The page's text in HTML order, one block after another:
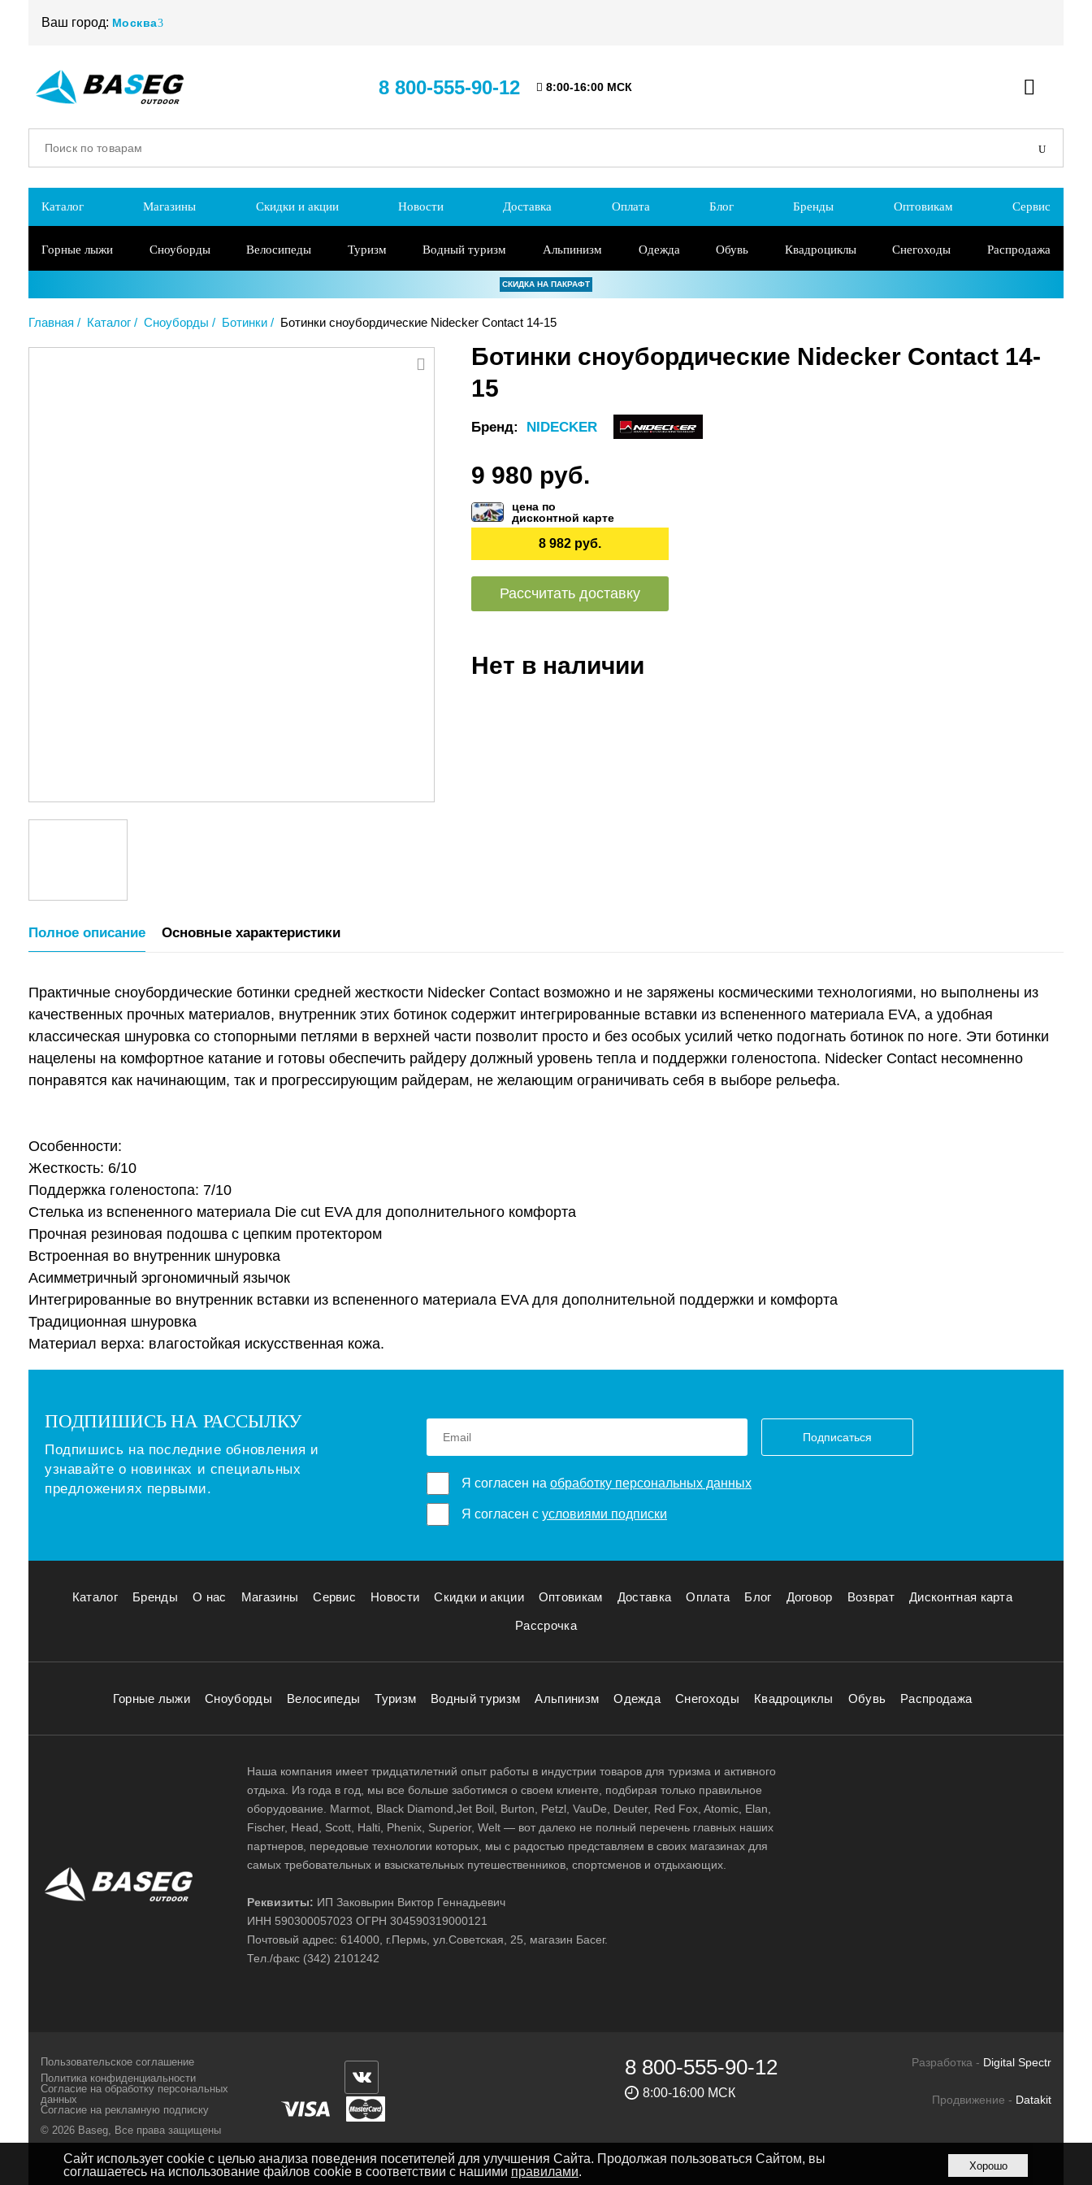
Ваш город: Москва
8 800-555-90-12 8:00-16:00 МСК
Каталог Магазины Скидки и акции Новости Доставка Оплата Блог Бренды Оптовикам Сервис
Горные лыжи Сноуборды Велосипеды Туризм Водный туризм Альпинизм Одежда Обувь Квадроциклы Снегоходы Распродажа
СКИДКА НА ПАКРАФТ
Главная Каталог Сноуборды Ботинки Ботинки сноубордические Nidecker Contact 14-15
Ботинки сноубордические Nidecker Contact 14-
15
Бренд: NIDECKER
9 980 руб.
цена по
дисконтной карте
8 982 руб.
Рассчитать доставку
Нет в наличии
Полное описание Основные характеристики
Практичные сноубордические ботинки средней жесткости Nidecker Contact возможно и не заряжены космическими технологиями, но выполнены из
качественных прочных материалов, внутренник этих ботинок содержит интегрированные вставки из вспененного материала EVA, а удобная
классическая шнуровка со стопорными петлями в верхней части позволит просто и без особых усилий четко подогнать ботинок по ноге. Эти ботинки
нацелены на комфортное катание и готовы обеспечить райдеру должный уровень тепла и поддержки голеностопа. Nidecker Contact несомненно
понравятся как начинающим, так и прогрессирующим райдерам, не желающим ограничивать себя в выборе рельефа.
Особенности:
Жесткость: 6/10
Поддержка голеностопа: 7/10
Стелька из вспененного материала Die cut EVA для дополнительного комфорта
Прочная резиновая подошва с цепким протектором
Встроенная во внутренник шнуровка
Асимметричный эргономичный язычок
Интегрированные во внутренник вставки из вспененного материала EVA для дополнительной поддержки и комфорта
Традиционная шнуровка
Материал верха: влагостойкая искусственная кожа.
ПОДПИШИСЬ НА РАССЫЛКУ
Подпишись на последние обновления и
узнавайте о новинках и специальных
предложениях первыми.
Подписаться
Я согласен на обработку персональных данных
Я согласен с условиями подписки
Каталог Бренды О нас Магазины Сервис Новости Скидки и акции Оптовикам Доставка Оплата Блог Договор Возврат Дисконтная карта
Рассрочка
Горные лыжи Сноуборды Велосипеды Туризм Водный туризм Альпинизм Одежда Снегоходы Квадроциклы Обувь Распродажа
Наша компания имеет тридцатилетний опыт работы в индустрии товаров для туризма и активного
отдыха. Из года в год, мы все больше заботимся о своем клиенте, подбирая только правильное
оборудование. Marmot, Black Diamond,Jet Boil, Burton, Petzl, VauDe, Deuter, Red Fox, Atomic, Elan,
Fischer, Head, Scott, Halti, Phenix, Superior, Welt — вот далеко не полный перечень главных наших
партнеров, передовые технологии которых, мы с радостью представляем в своих магазинах для
самых требовательных и взыскательных путешественников, спортсменов и отдыхающих.
Реквизиты: ИП Заковырин Виктор Геннадьевич
ИНН 590300057023 ОГРН 304590319000121
Почтовый адрес: 614000, г.Пермь, ул.Советская, 25, магазин Басег.
Тел./факс (342) 2101242
Пользовательское соглашение
Политика конфиденциальности
Согласие на обработку персональных
данных
Согласие на рекламную подписку
© 2026 Baseg, Все права защищены
8 800-555-90-12
8:00-16:00 МСК
Разработка - Digital Spectr
Продвижение - Datakit
Сайт использует cookie с целью анализа поведения посетителей для улучшения Сайта. Продолжая пользоваться Сайтом, вы
соглашаетесь на использование файлов cookie в соответствии с нашими правилами. Хорошо